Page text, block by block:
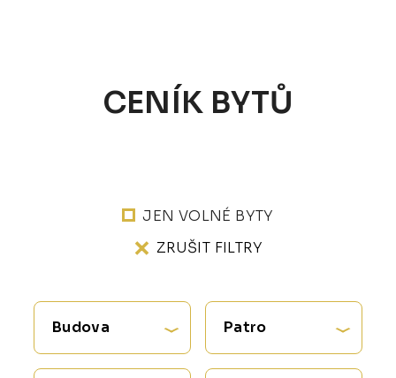
CENÍK BYTŮ
JEN VOLNÉ BYTY
ZRUŠIT FILTRY
Budova Patro